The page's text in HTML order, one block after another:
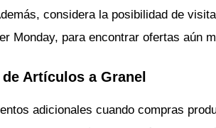
considera la posibilidad de
Monday, para encontrar ofertas aún
Artículos a Granel
adicionales cuando compras